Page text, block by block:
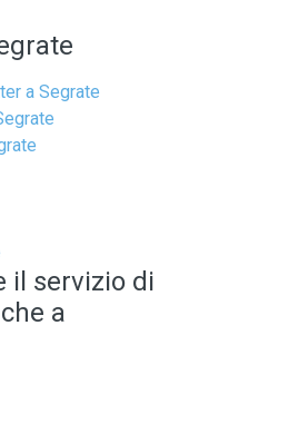
a Segrate
il servizio di
a